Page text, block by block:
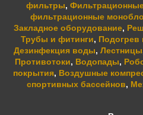
фильтры,
фильтрационные
Закладное оборудование,
Трубы и фитинги, Подогрев
Дезинфекция воды, Лестницы
Противотоки, Водопады,
покрытия, Воздушные
спортивных бассейнов,